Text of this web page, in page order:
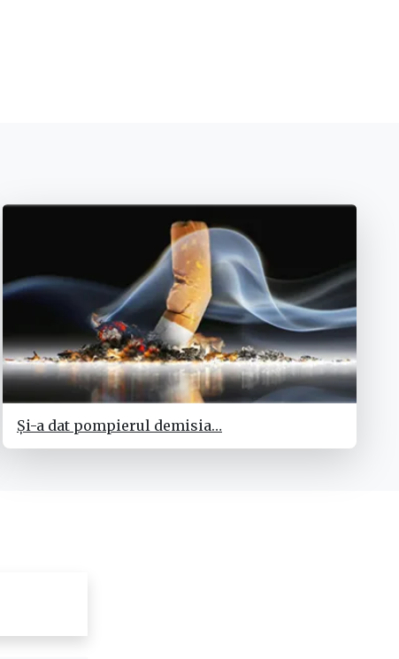
Și-a dat pompierul demisia…